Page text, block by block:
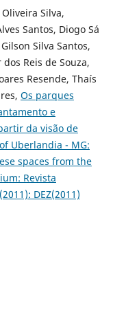
Silva,
Santos, Diogo Sá
Silva Santos,
dos Reis de Souza,
Resende, Thaís
Os parques
e
da visão de
Uberlandia - MG:
spaces from the
Revista
DEZ(2011)